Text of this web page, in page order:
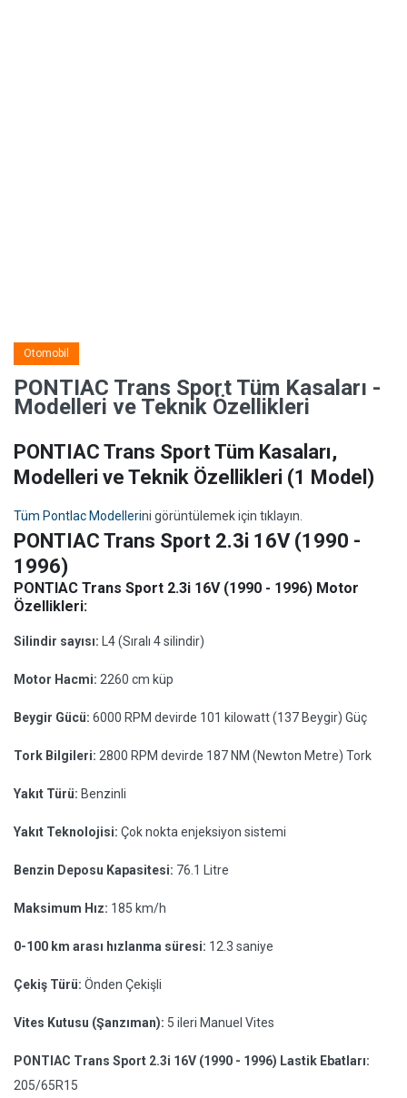
Otomobil
PONTIAC Trans Sport Tüm Kasaları -
Modelleri ve Teknik Özellikleri
PONTIAC Trans Sport Tüm Kasaları,
Modelleri ve Teknik Özellikleri (1 Model)
Tüm PontIac Modellerini görüntülemek için tıklayın.
PONTIAC Trans Sport 2.3i 16V (1990 -
1996)
PONTIAC Trans Sport 2.3i 16V (1990 - 1996) Motor
Özellikleri:
Silindir sayısı: L4 (Sıralı 4 silindir)
Motor Hacmi: 2260 cm küp
Beygir Gücü: 6000 RPM devirde 101 kilowatt (137 Beygir) Güç
Tork Bilgileri: 2800 RPM devirde 187 NM (Newton Metre) Tork
Yakıt Türü: Benzinli
Yakıt Teknolojisi: Çok nokta enjeksiyon sistemi
Benzin Deposu Kapasitesi: 76.1 Litre
Maksimum Hız: 185 km/h
0-100 km arası hızlanma süresi: 12.3 saniye
Çekiş Türü: Önden Çekişli
Vites Kutusu (Şanzıman): 5 ileri Manuel Vites
PONTIAC Trans Sport 2.3i 16V (1990 - 1996) Lastik Ebatları:
205/65R15